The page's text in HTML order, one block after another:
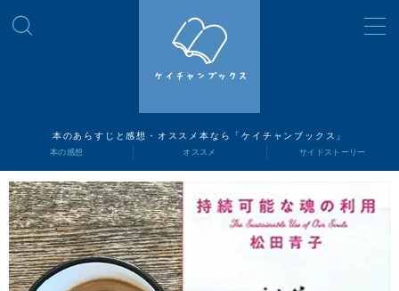
本のあらすじと感想・オススメ本なら「ケイチャンブックス」
本の感想
オススメ
サイドストーリー
本の感想 オススメ サイドストーリー